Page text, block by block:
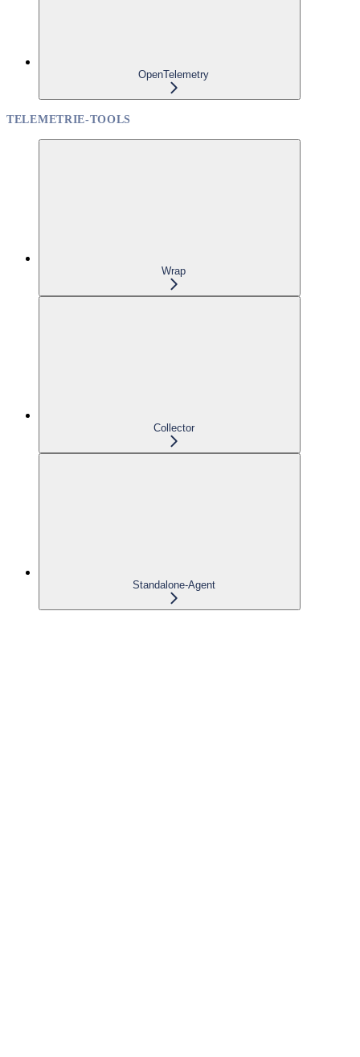
OpenTelemetry
TELEMETRIE-TOOLS
Wrap
Collector
Standalone-Agent